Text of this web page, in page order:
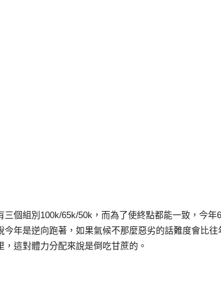
三個組別100k/65k/50k，而為了使終點都能一致，今
今年是逆向跑著，如果氣候不那麼惡劣的話難度會比
，這對體力分配來說是倒吃甘蔗的。